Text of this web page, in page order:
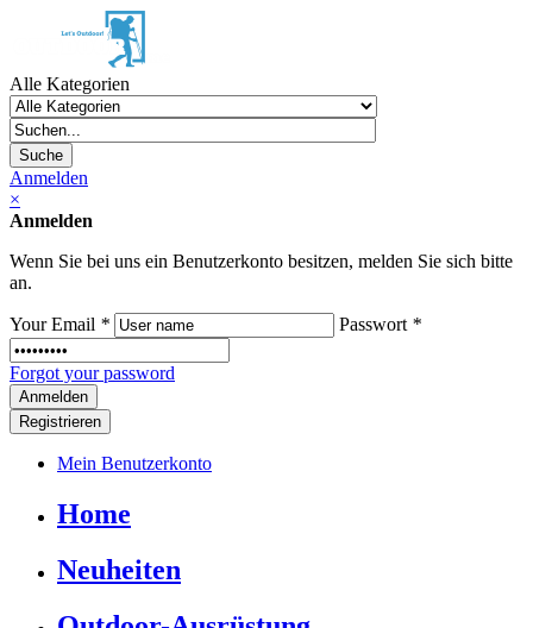
Alle Kategorien
Suche
Anmelden
×
Anmelden
Wenn Sie bei uns ein Benutzerkonto besitzen, melden Sie sich bitte
an.
Your Email * Passwort *
Forgot your password
Registrieren
Mein Benutzerkonto
Home
Neuheiten